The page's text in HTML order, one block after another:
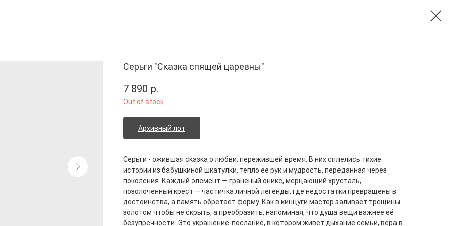
Серьги "Сказка спящей царевны"
7 890 р.
Out of stock
Архивный лот
Серьги - ожившая сказка о любви, пережившей время. В них сплелись тихие
истории из бабушкиной шкатулки, тепло её рук и мудрость, переданная через
поколения. Каждый элемент — гранёный оникс, мерцающий хрусталь,
позолоченный крест — частичка личной легенды, где недостатки превращены в
достоинства, а память обретает форму. Как в кинцуги мастер заливает трещины
золотом чтобы не скрыть, а преобразить, напоминая, что душа вещи важнее её
безупречности. Это украшение-послание, в котором живёт дыхание семьи, вера в